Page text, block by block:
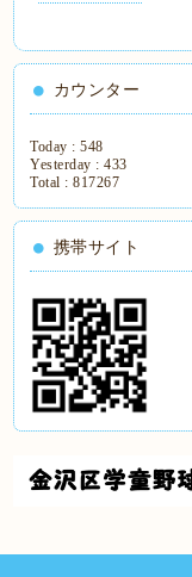
カウンター
Today :548
Yesterday :433
Total :817267
携帯サイト